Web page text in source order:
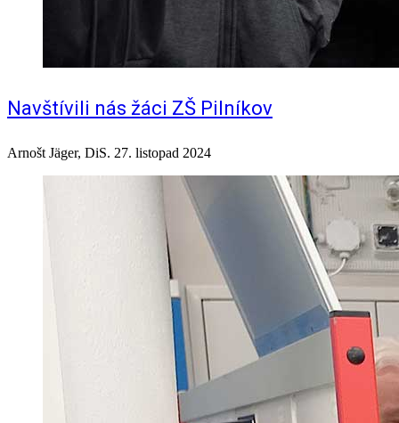
Navštívili nás žáci ZŠ Pilníkov
Arnošt Jäger, DiS. 27. listopad 2024